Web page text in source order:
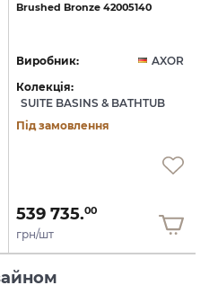
Brushed Bronze 42005140
Виробник:
AXOR
Колекція:
SUITE BASINS & BATHTUB
Під замовлення
539 735.00
грн/шт